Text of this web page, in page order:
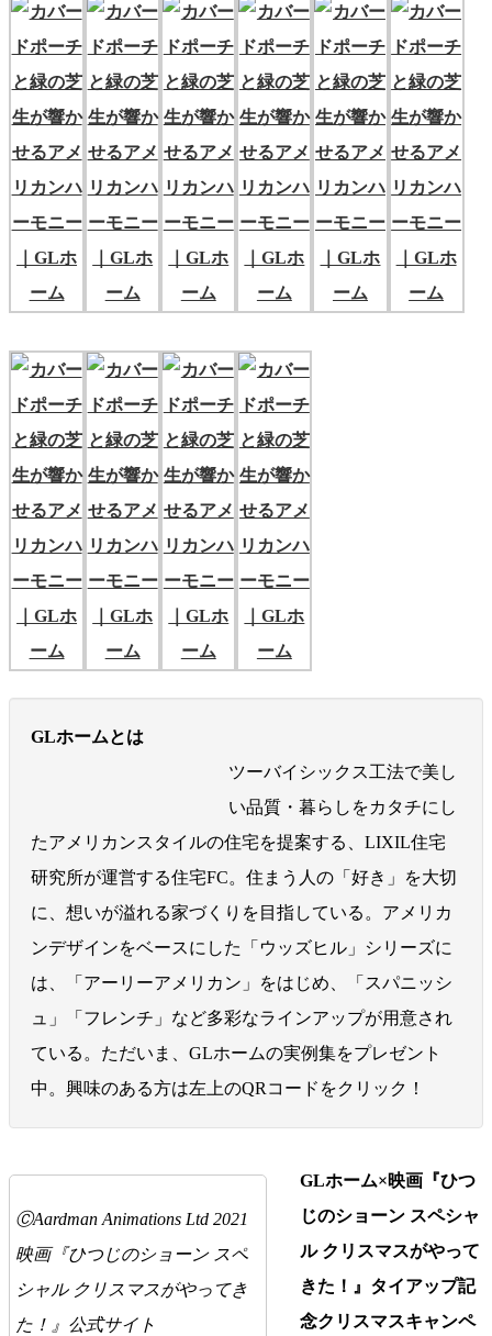
GLホームとは
ツーバイシックス工法で美し
い品質・暮らしをカタチにし
たアメリカンスタイルの住宅を提案する、LIXIL住宅
研究所が運営する住宅FC。住まう人の「好き」を大切
に、想いが溢れる家づくりを目指している。アメリカ
ンデザインをベースにした「ウッズヒル」シリーズに
は、「アーリーアメリカン」をはじめ、「スパニッシ
ュ」「フレンチ」など多彩なラインアップが用意され
ている。ただいま、GLホームの実例集をプレゼント
中。興味のある方は左上のQRコードをクリック！
ⒸAardman Animations Ltd 2021
映画『ひつじのショーン スペ
シャル クリスマスがやってき
た！』公式サイト
GLホーム×映画『ひつ
じのショーン スペシャ
ル クリスマスがやって
きた！』タイアップ記
念クリスマスキャンペ